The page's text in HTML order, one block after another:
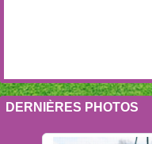
DERNIÈRES PHOTOS